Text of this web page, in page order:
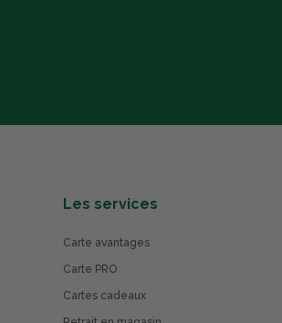
Les services
Carte avantages
Carte PRO
Cartes cadeaux